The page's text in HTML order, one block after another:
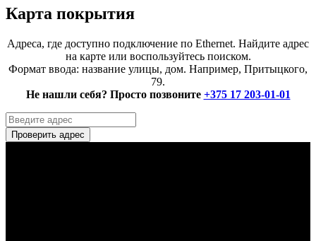
Карта покрытия
Адреса, где доступно подключение по Ethernet. Найдите адрес
на карте или воспользуйтесь поиском.
Формат ввода: название улицы, дом. Например, Притыцкого,
79.
Не нашли себя? Просто позвоните +375 17 203-01-01
Проверить адрес